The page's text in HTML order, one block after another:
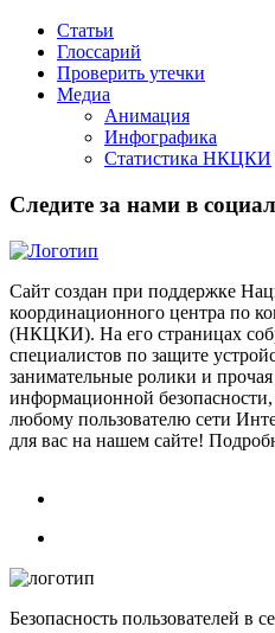
Статьи
Глоссарий
Проверить утечки
Медиа
Анимация
Инфографика
Статистика НКЦКИ
Следите за нами в
Сайт создан при поддержке
координационного центра по
(НКЦКИ). На его страницах
специалистов по защите
занимательные ролики и
информационной безопасности,
любому пользователю сети
для вас на нашем сайте!
Безопасность пользователей в